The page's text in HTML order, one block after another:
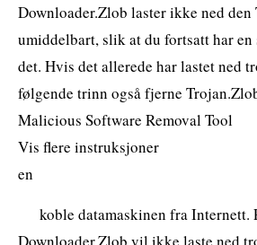
Downloader.Zlob laster ikke ned
umiddelbart, slik at du fortsatt har
det. Hvis det allerede har lastet ned
følgende trinn også fjerne
Malicious Software Removal Tool
Vis flere instruksjoner
en
koble datamaskinen fra Internett.